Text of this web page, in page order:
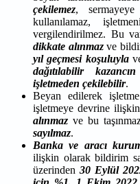
çekilemez,
kullanılamaz,
vergilendirilmez. Bu
dikkate alınmazve
yıl geçmesi koşuluyla
dağıtılabilir
işletmeden çekilebilir.
Beyan edilerek
işletmeye devrine ilişkin
alınmaz ve bu
sayılmaz.
Banka ve aracı
ilişkin olarak bildirim
üzerinden30 Eylül